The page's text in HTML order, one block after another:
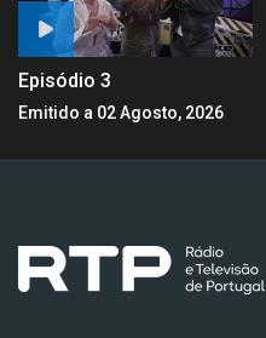
Episódio 3
Emitido a 02 Agosto, 2026